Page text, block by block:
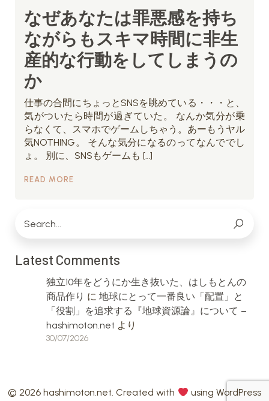
なぜあなたは罪悪感を持ち
ながらもスキマ時間に非生
産的な行動をしてしまうの
か
仕事の合間にちょっとSNSを眺めている・・・と、
気がついたら時間が過ぎていた。 なんか気分が乗
らなくて、スマホでゲームしちゃう。あーもうヤル
気NOTHING。 そんな気分になるのってなんででし
ょ。 別に、SNSもゲームも […]
READ MORE
Latest Comments
独立10年をどうにか生き抜いた、はしもとんの
商品作り に 地球にとって一番良い「配置」と
「役割」を追求する『地球資源論』について –
hashimoton.net より
30/07/2026
© 2026 hashimoton.net. Created with
using WordPress